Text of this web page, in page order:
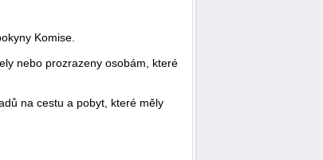
Komise.
nebo prozrazeny osobám, které
na cestu a pobyt, které měly